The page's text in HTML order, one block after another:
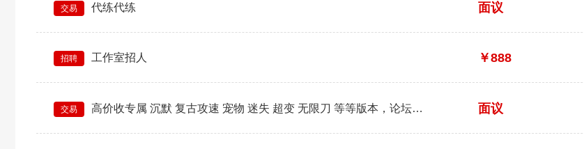
交易 代练代练 面议
招聘 工作室招人 ￥888
交易 高价收专属 沉默 复古攻速 宠物 迷失 超变 无限刀 等等版本，论坛更新或者独家都行，不限引擎，长期 面议